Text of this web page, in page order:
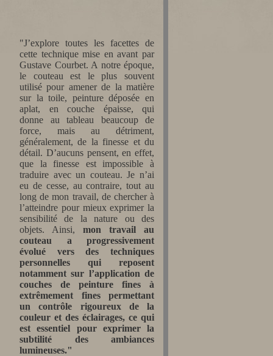
"J’explore toutes les facettes de
cette technique mise en avant par
Gustave Courbet. A notre époque,
le couteau est le plus souvent
utilisé pour amener de la matière
sur la toile, peinture déposée en
aplat, en couche épaisse, qui
donne au tableau beaucoup de
force, mais au détriment,
généralement, de la finesse et du
détail. D’aucuns pensent, en effet,
que la finesse est impossible à
traduire avec un couteau. Je n’ai
eu de cesse, au contraire, tout au
long de mon travail, de chercher à
l’atteindre pour mieux exprimer la
sensibilité de la nature ou des
objets. Ainsi, mon travail au
couteau a progressivement
évolué vers des techniques
personnelles qui reposent
notamment sur l’application de
couches de peinture fines à
extrêmement fines permettant
un contrôle rigoureux de la
couleur et des éclairages, ce qui
est essentiel pour exprimer la
subtilité des ambiances
lumineuses."